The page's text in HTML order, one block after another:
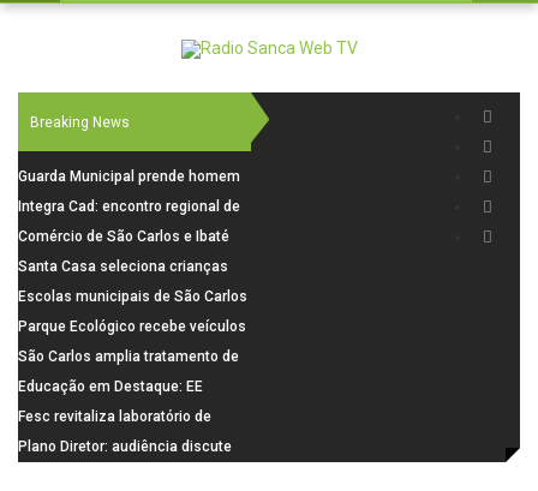
Breaking News
Guarda Municipal prende homem
por tentativa de furto em CEMEI
após cerco em São Carlos
Integra Cad: encontro regional de
segurança púbica será realizado
dia 10 de agosto em São Carlos
Comércio de São Carlos e Ibaté
terá horário especial para o dia
dos Pais
Santa Casa seleciona crianças
para pesquisa sobre dor de
crescimento
Escolas municipais de São Carlos
superam média Nacional do IDEB
Parque Ecológico recebe veículos
elétricos e moderniza rotina de
manejo dos animais
São Carlos amplia tratamento de
resíduos de saúde com autoclave
de última geração
Educação em Destaque: EE
Visconde da Cunha Bueno, em
Santa Eudóxia, alcança nota 7,8
Fesc revitaliza laboratório de
informática da Emeb Ulysses
Plano Diretor: audiência discute